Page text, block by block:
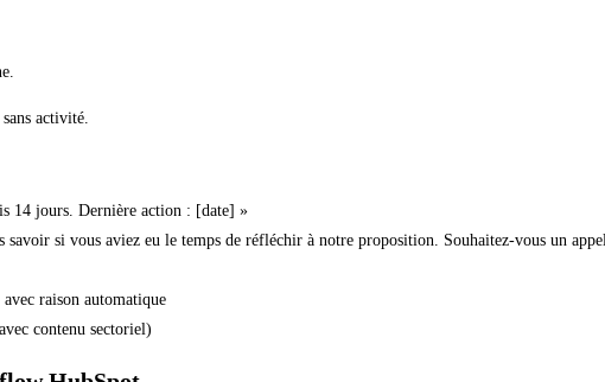
activité.
14 jours. Dernière action : [date] »
si vous aviez eu le temps de réfléchir à notre proposition. Souhaitez-vous un
raison automatique
contenu sectoriel)